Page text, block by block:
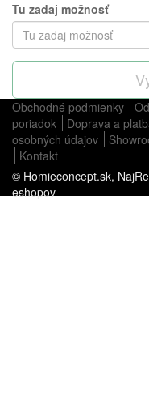
Tu zadaj možnosť
Obchodné podmienky
poriadok
Doprava a
osobných údajov
Kontakt
© Homieconcept.sk,
eshopov